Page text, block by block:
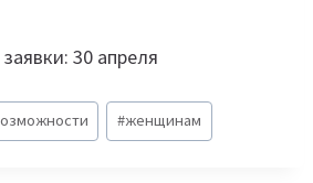
30 апреля
#женщинам